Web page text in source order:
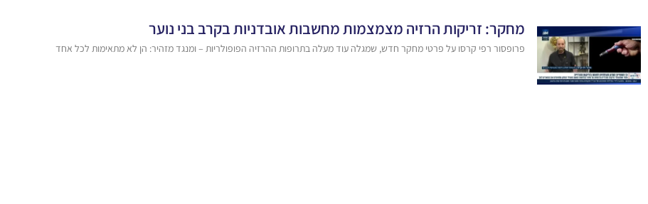
מחקר: זריקות הרזיה מצמצמות מחשבות אובדניות בקרב בני נוער
פרופסור רפי קרסו על פרטי מחקר חדש, שמגלה עוד מעלה בתרופות ההרזיה הפופולריות – ומנגד מזהיר: הן לא מתאימות לכל אחד